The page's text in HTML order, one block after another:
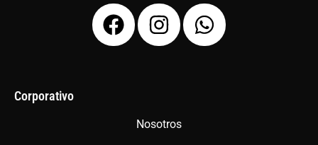
F
a
I
n
g
W
h
Corporativo
Nosotros